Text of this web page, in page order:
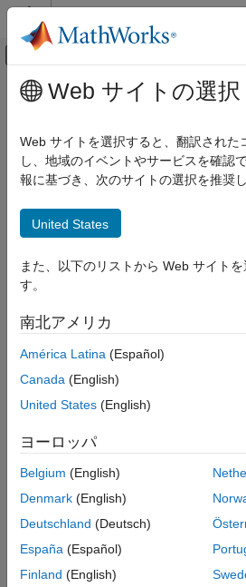
コンテンツへスキップ
オフキャンバス ナ
ドキュメンテーションのホーム
Simulink Report Generator
モデルの Web ビューの作成
Web ビュー
Web ビューとは
システム要件
参考
メインコンテンツ
Web ビュー
Web ビューとは
Web ビューは Simulink®モデルの対
Web ブラウザーで表示できます。
定のサブシステムまで階層をたどっ
プロパティを表示できます。Web
認を簡単に行うことができます。た
Generator™ソフトウェアを使って
ンストールされていない場合でも、
す。Simulink をインストールしてい
するには、Web ビューを使用します。
モデルの Web ビューを一定の期間
プロセスを通じて変化するモデルの
ます。
システム要件
Web ビューはSimulink Report
いない場合でも、ブラウザーで表示
Web サイトの選択
Web サイトを選択すると、翻訳された
し、地域のイベントやサービスを確認
報に基づき、次のサイトの選択を推奨
United States
また、以下のリストから Web サイト
す。
南北アメリカ
América Latina (Español)
Canada (English)
United States (English)
ヨーロッパ
Belgium (English)
Denmark (English)
Deutschland (Deutsch)
España (Español)
Finland (English)